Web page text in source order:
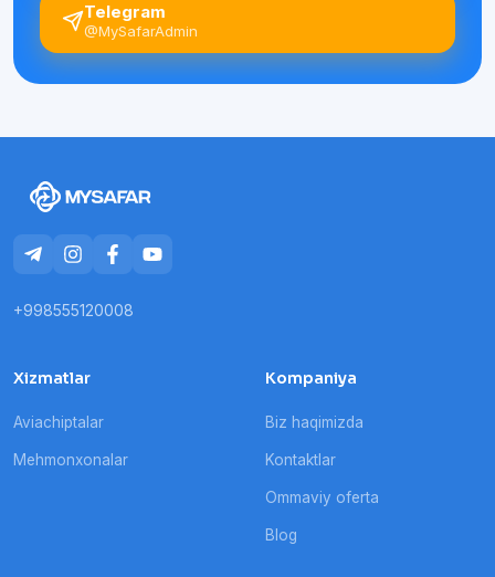
Telegram
@MySafarAdmin
+998555120008
Xizmatlar
Aviachiptalar
Mehmonxonalar
Kompaniya
Biz haqimizda
Kontaktlar
Ommaviy oferta
Blog